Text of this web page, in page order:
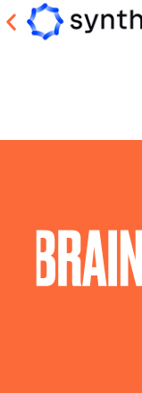
Sviluppo